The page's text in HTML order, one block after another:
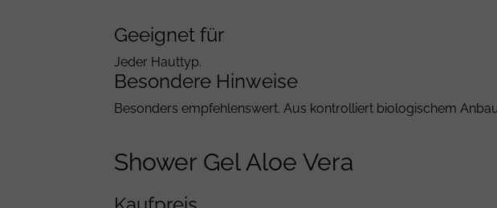
Geeignet für
Jeder Hauttyp.
Besondere Hinweise
Besonders empfehlenswert. Aus kontrolliert biologischem
Shower Gel Aloe Vera